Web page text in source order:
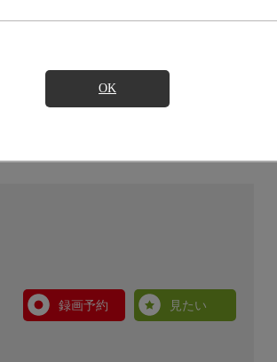
OK
録画予約
見たい